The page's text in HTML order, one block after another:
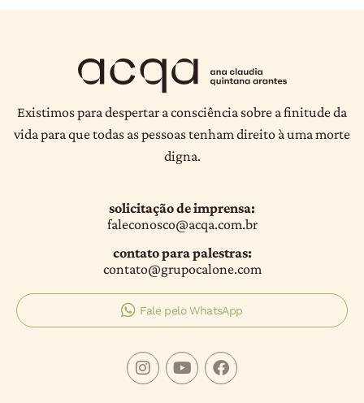
Existimos para despertar a consciência sobre a finitude da
vida para que todas as pessoas tenham direito à uma morte
digna.
solicitação de imprensa:
faleconosco@acqa.com.br
contato para palestras:
contato@grupocalone.com
Fale pelo WhatsApp